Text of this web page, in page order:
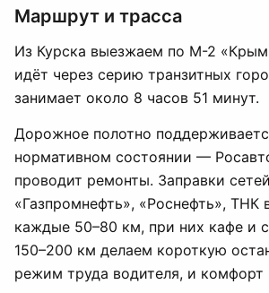
Маршрут и трасса
Из Курска выезжаем по М-2
идёт через серию транзитных
занимает около 8 часов 51 минут.
Дорожное полотно
нормативном состоянии —
проводит ремонты. Заправки
«Газпромнефть», «Роснефть», ТНК
каждые 50–80 км, при них кафе и
150–200 км делаем короткую
режим труда водителя, и комфорт